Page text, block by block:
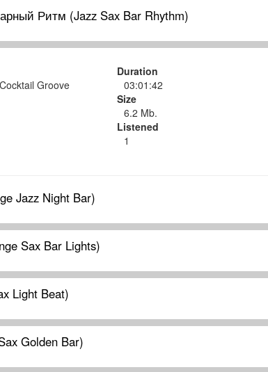
Ритм (Jazz Sax Bar Rhythm)
Groove
Duration
03:01:42
Size
6.2 Mb.
Listened
1
Jazz Night Bar)
Sax Bar Lights)
Light Beat)
Golden Bar)